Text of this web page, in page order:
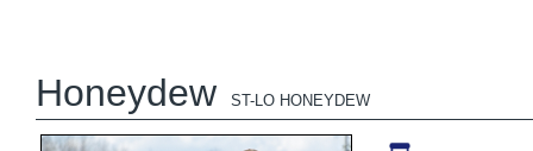
Honeydew ST-LO HONEYDEW